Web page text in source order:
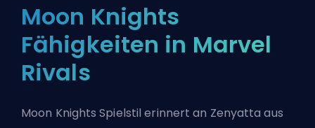
Moon Knights
Fähigkeiten in Marvel
Rivals
Moon Knights Spielstil erinnert an Zenyatta aus